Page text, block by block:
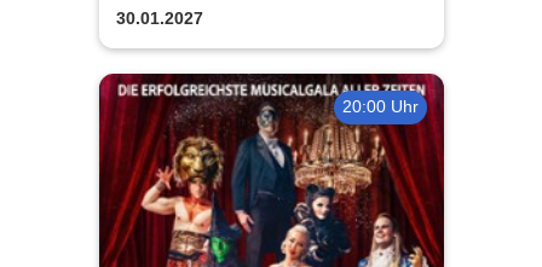
30.01.2027
20:00 Uhr